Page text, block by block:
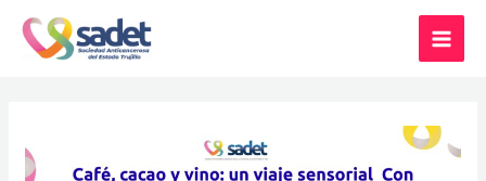
cacao
Posts
pagination